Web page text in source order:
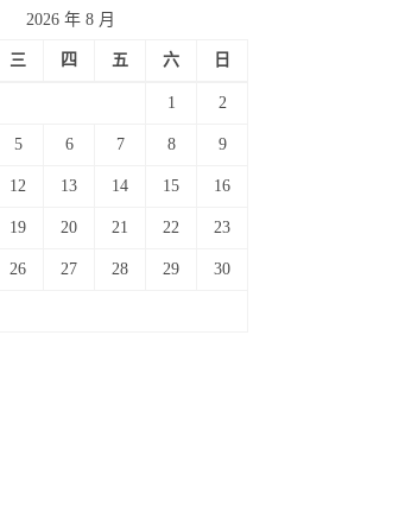
2026 年 8 月
三 四 五 六 日
1 2
5 6 7 8 9
12 13 14 15 16
19 20 21 22 23
26 27 28 29 30